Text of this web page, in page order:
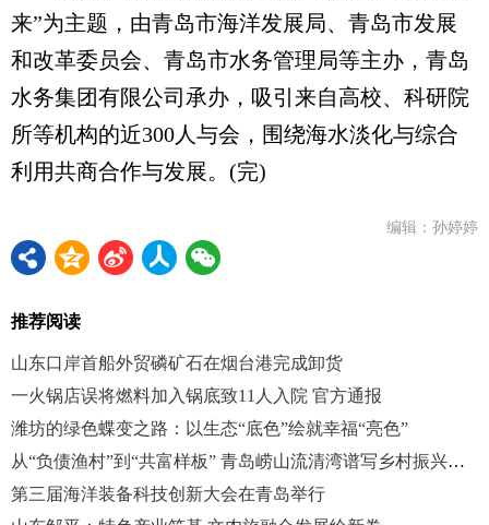
来”为主题，由青岛市海洋发展局、青岛市发展
和改革委员会、青岛市水务管理局等主办，青岛
水务集团有限公司承办，吸引来自高校、科研院
所等机构的近300人与会，围绕海水淡化与综合
利用共商合作与发展。(完)
编辑：孙婷婷
推荐阅读
山东口岸首船外贸磷矿石在烟台港完成卸货
一火锅店误将燃料加入锅底致11人入院 官方通报
潍坊的绿色蝶变之路：以生态“底色”绘就幸福“亮色”
从“负债渔村”到“共富样板” 青岛崂山流清湾谱写乡村振兴新篇章
第三届海洋装备科技创新大会在青岛举行